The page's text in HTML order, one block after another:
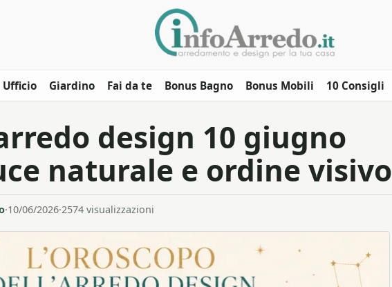
Ufficio Giardino Fai da te Bonus Bagno Bonus Mobili 10 Consigli
design 10 giugno
naturale e ordine visivo
·10/06/2026·2574 visualizzazioni